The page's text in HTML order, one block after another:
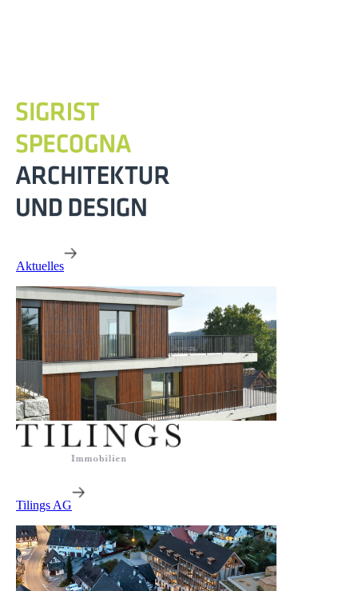
Aktuelles
Tilings AG